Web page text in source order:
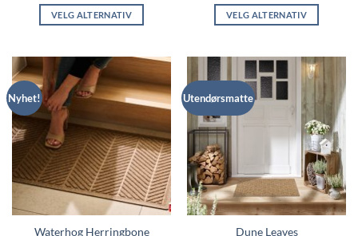
VELG ALTERNATIV
har
flere
varianter.
Alternativene
kan
velges
på
produktsiden
VELG ALTERNATIV
har
flere
varianter.
Alternativene
på
produktsiden
Nyhet!
Waterhog Herringbone
Utendørsmatte
Dune Leaves